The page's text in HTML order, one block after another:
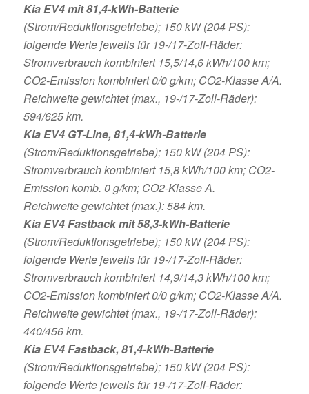
Kia EV4 mit 81,4-kWh-Batterie
(Strom/Reduktionsgetriebe); 150 kW (204 PS):
folgende Werte jeweils für 19-/17-Zoll-Räder:
Stromverbrauch kombiniert 15,5/14,6 kWh/100 km;
CO2-Emission kombiniert 0/0 g/km; CO2-Klasse A/A.
Reichweite gewichtet (max., 19-/17-Zoll-Räder):
594/625 km.
Kia EV4 GT-Line, 81,4-kWh-Batterie
(Strom/Reduktionsgetriebe); 150 kW (204 PS):
Stromverbrauch kombiniert 15,8 kWh/100 km; CO2-
Emission komb. 0 g/km; CO2-Klasse A.
Reichweite gewichtet (max.): 584 km.
Kia EV4 Fastback mit 58,3-kWh-Batterie
(Strom/Reduktionsgetriebe); 150 kW (204 PS):
folgende Werte jeweils für 19-/17-Zoll-Räder:
Stromverbrauch kombiniert 14,9/14,3 kWh/100 km;
CO2-Emission kombiniert 0/0 g/km; CO2-Klasse A/A.
Reichweite gewichtet (max., 19-/17-Zoll-Räder):
440/456 km.
Kia EV4 Fastback, 81,4-kWh-Batterie
(Strom/Reduktionsgetriebe); 150 kW (204 PS):
folgende Werte jeweils für 19-/17-Zoll-Räder: